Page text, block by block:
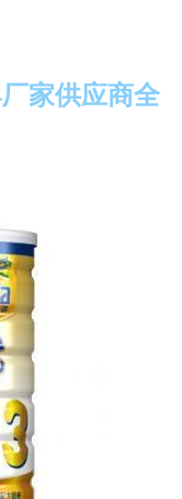
家供应商全